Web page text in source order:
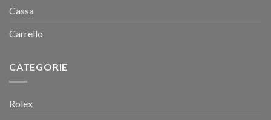
Cassa
Carrello
CATEGORIE
Rolex